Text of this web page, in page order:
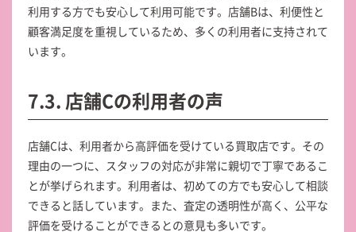
利用する方でも安心して利用可能です。店舗Bは、利便性と
顧客満足度を重視しているため、多くの利用者に支持されて
います。
7.3. 店舗Cの利用者の声
店舗Cは、利用者から高評価を受けている買取店です。その
理由の一つに、スタッフの対応が非常に親切で丁寧であるこ
とが挙げられます。利用者は、初めての方でも安心して相談
できると話しています。また、査定の透明性が高く、公平な
評価を受けることができるとの意見も多いです。